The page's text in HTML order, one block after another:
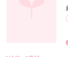
私はただ大好き
したかっただ
「見つけた……“